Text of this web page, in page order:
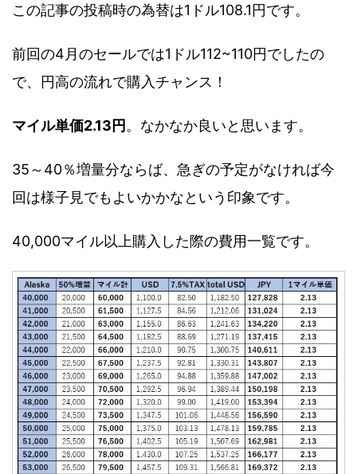
この記事の投稿時の為替は1ドル108.1円です。
前回の4月のセールでは1ドル112~110円でしたの
で、円高の流れで購入チャンス！
マイル単価2.13円。なかなか良いと思います。
35～40％増量分ならば、急ぎの予定がなければ今
回は様子見でもよいかかなという印象です。
40,000マイル以上購入した際の費用一覧です。